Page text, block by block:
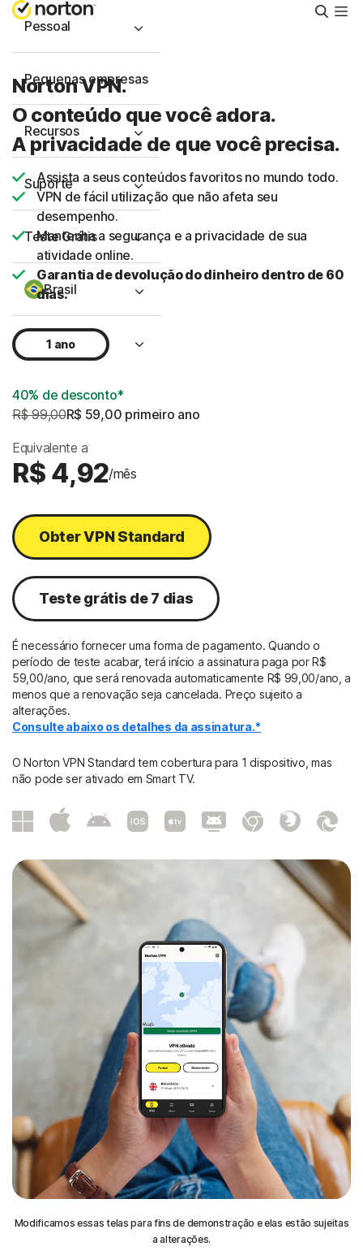
Pessoal
Pequenas empresas
Recursos
Suporte
Teste Grátis
Brasil
Acessar
Modificamos essas telas para fins de demonstração e elas estão sujeitas
a alterações.
Norton VPN.
O conteúdo que você adora.
A privacidade de que você precisa.
Assista a seus conteúdos favoritos no mundo todo.
VPN de fácil utilização que não afeta seu
desempenho.
Mantenha a segurança e a privacidade de sua
atividade online.
Garantia de devolução do dinheiro dentro de 60
dias.
1 ano
40% de desconto*
R$ 99,00R$ 59,00 primeiro ano
Equivalente a
R$ 4,92/mês
Obter VPN Standard
Teste grátis de 7 dias
É necessário fornecer uma forma de pagamento. Quando o
período de teste acabar, terá início a assinatura paga por R$
59,00/ano, que será renovada automaticamente R$ 99,00/ano, a
menos que a renovação seja cancelada. Preço sujeito a
alterações.
Consulte abaixo os detalhes da assinatura.*
O Norton VPN Standard tem cobertura para 1 dispositivo, mas
não pode ser ativado em Smart TV.